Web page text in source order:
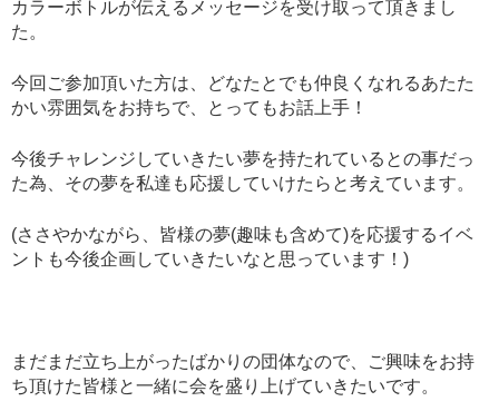
カラーボトルが伝えるメッセージを受け取って頂きまし
た。
今回ご参加頂いた方は、どなたとでも仲良くなれるあたた
かい雰囲気をお持ちで、とってもお話上手！
今後チャレンジしていきたい夢を持たれているとの事だっ
た為、その夢を私達も応援していけたらと考えています。
(ささやかながら、皆様の夢(趣味も含めて)を応援するイベ
ントも今後企画していきたいなと思っています！)
まだまだ立ち上がったばかりの団体なので、ご興味をお持
ち頂けた皆様と一緒に会を盛り上げていきたいです。